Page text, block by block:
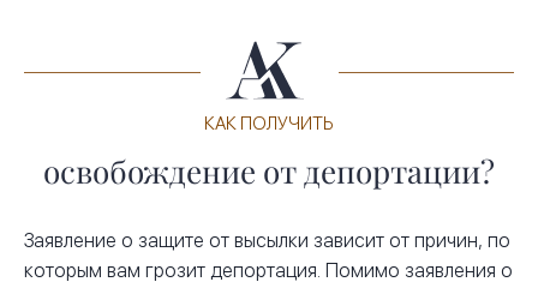
КАК ПОЛУЧИТЬ
освобождение от депортации?
Заявление о защите от высылки зависит от причин, по
которым вам грозит депортация. Помимо заявления о